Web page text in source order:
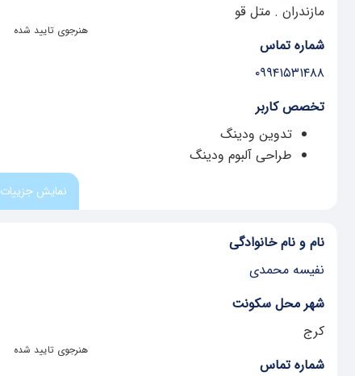
هنرجوی تایید شده
مازندران . متل قو
شماره تماس
۰۹۹۴۱۵۳۱۴۸۸
تخصص کاربر
تدوین ودینگ
طراحی آلبوم ودینگ
نمایش جزییات
هنرجوی تایید شده
نام و نام خانوادگی
نفیسه محمدی
شهر محل سکونت
کرج
شماره تماس